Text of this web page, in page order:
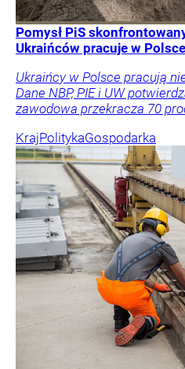
Pomysł PiS
Ukraińców pracuje w Polsce
Ukraińcy w Polsce pracują
Dane NBP, PIE i UW
zawodowa przekracza 70
KrajPolitykaGospodarka